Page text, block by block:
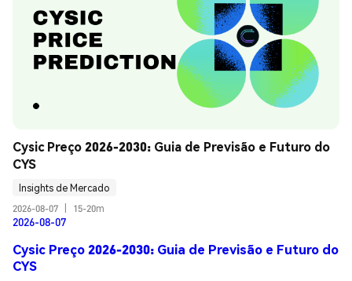
Cysic Preço 2026-2030: Guia de Previsão e Futuro do
CYS
Insights de Mercado
2026-08-07
15-20m
2026-08-07
Cysic Preço 2026-2030: Guia de Previsão e Futuro do
CYS